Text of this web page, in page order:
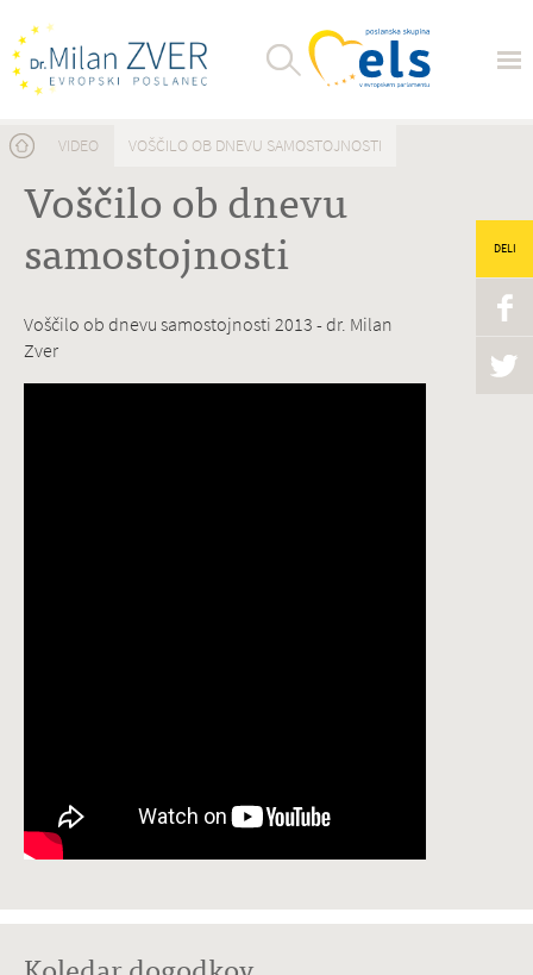
Nahajate se tukaj
VIDEO VOŠČILO OB DNEVU SAMOSTOJNOSTI
Voščilo ob dnevu
samostojnosti DELI
Voščilo ob dnevu samostojnosti 2013 - dr. Milan
Zver